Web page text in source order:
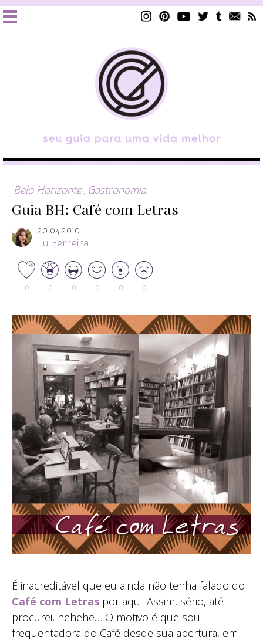
Belo Horizonte Gastronomia
Guia BH: Café com Letras
20.04.2010
Lu Ferreira
0 0 0 0 0 0
É inacreditável que eu ainda não tenha falado do
Café com Letras por aqui. Assim, sério, até
procurei, hehehe… O motivo é que sou
frequentadora do Café desde sua abertura, em